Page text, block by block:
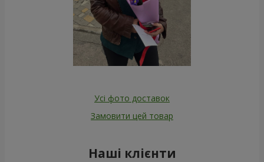
Усі фото доставок
Замовити цей товар
Наші клієнти